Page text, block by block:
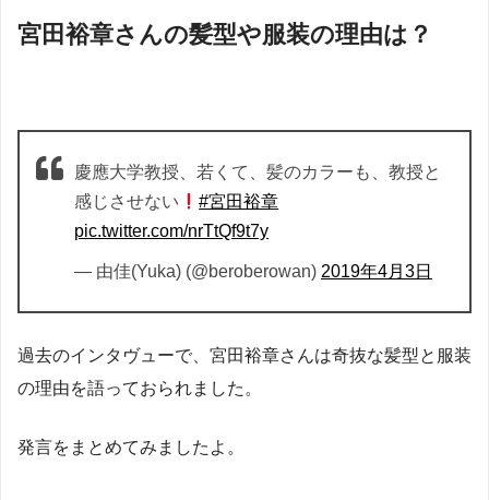
宮田裕章さんの髪型や服装の理由は？
慶應大学教授、若くて、髪のカラーも、教授と
感じさせない
#宮田裕章
pic.twitter.com/nrTtQf9t7y
— 由佳(Yuka) (@beroberowan) 2019年4月3日
過去のインタヴューで、宮田裕章さんは奇抜な髪型と服装
の理由を語っておられました。
発言をまとめてみましたよ。